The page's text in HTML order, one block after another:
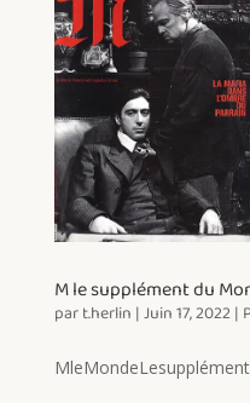
M le supplément du
part.herlin |Juin 17, 2022 |